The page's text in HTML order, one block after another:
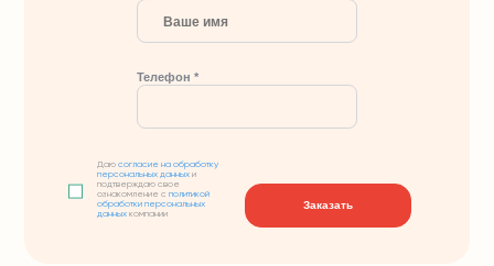
Телефон *
Даюсогласие на обработку
персональных данных и
подтверждаю свое
ознакомление сполитикой
обработки персональных
данных компании
Заказать